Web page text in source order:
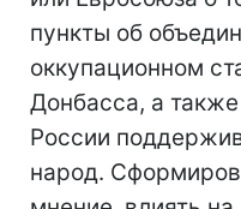
пункты об
оккупационном
Донбасса, а
России
народ.